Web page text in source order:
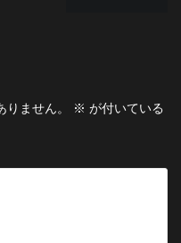
ません。 ※ が付いている